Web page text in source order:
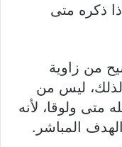
ذكره متى
من زاوية
ليس من
ولوقا، لأنه
المباشر.